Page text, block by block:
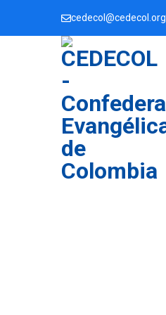
cedecol@cedecol.org